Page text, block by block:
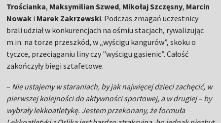
Trościanka, Maksymilian Szwed, Mikołaj Szczęsny, Marcin
Nowak i Marek Zakrzewski. Podczas zmagań uczestnicy
brali udział w konkurencjach na ośmiu stacjach, rywalizując
m.in. na torze przeszkód, w „wyścigu kangurów”, skoku o
tyczce, przeciąganiu liny czy "wyścigu gąsienic”. Całość
zakończyły biegi sztafetowe.
– Nie ustajemy w staraniach, by jak najwięcej dzieci zachęcić, w
pierwszej kolejności do aktywności sportowej, a w drugiej – by
wybrały lekkoatletykę. Jestem przekonany, że formuła